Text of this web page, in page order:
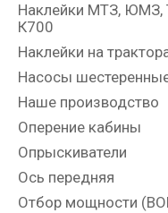
Наклейки МТЗ, ЮМЗ,
К700
Наклейки на
Насосы
Наше производство
Оперение кабины
Опрыскиватели
Ось передняя
Отбор мощности